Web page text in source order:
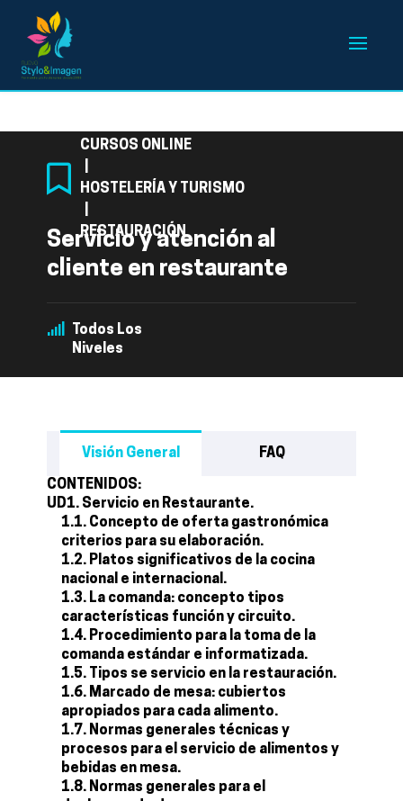
CURSOS ONLINE
HOSTELERÍA Y TURISMO
RESTAURACIÓN
Servicio y atención al
cliente en restaurante
Todos Los
Niveles
Visión General FAQ
CONTENIDOS:
UD1. Servicio en Restaurante.
1.1. Concepto de oferta gastronómica
criterios para su elaboración.
1.2. Platos significativos de la cocina
nacional e internacional.
1.3. La comanda: concepto tipos
características función y circuito.
1.4. Procedimiento para la toma de la
comanda estándar e informatizada.
1.5. Tipos se servicio en la restauración.
1.6. Marcado de mesa: cubiertos
apropiados para cada alimento.
1.7. Normas generales técnicas y
procesos para el servicio de alimentos y
bebidas en mesa.
1.8. Normas generales para el